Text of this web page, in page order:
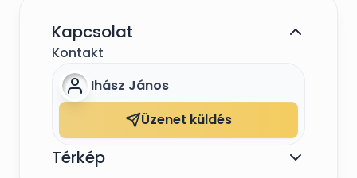
Kapcsolat
Kontakt
Ihász János
Üzenet küldés
Térkép